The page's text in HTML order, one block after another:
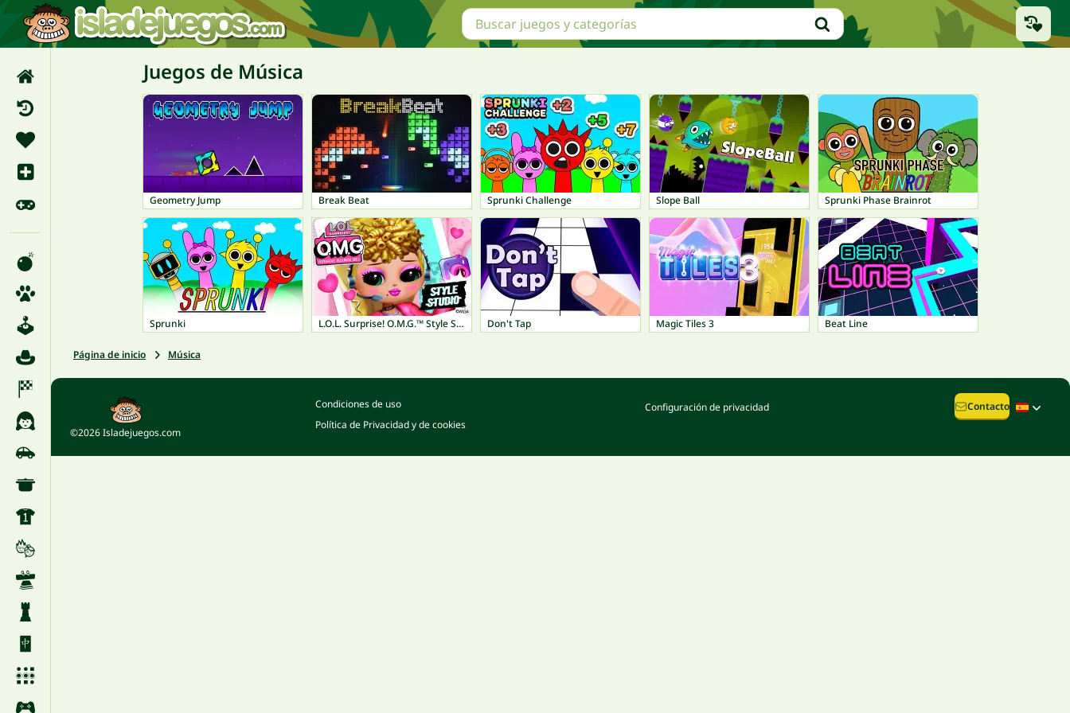
Juegos de Música
Geometry Jump Break Beat Sprunki Challenge Slope Ball Sprunki Phase Brainrot
Sprunki L.O.L. Surprise! O.M.G.™ Style Studio Don't Tap Magic Tiles 3 Beat Line
Página de inicio Música
©2026 Isladejuegos.com
Condiciones de uso
Política de Privacidad y de cookies
Configuración de privacidad Contacto